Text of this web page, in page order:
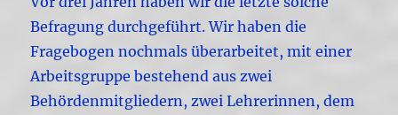
Befragung durchgeführt. Wir haben die
Fragebogen nochmals überarbeitet, mit einer
Arbeitsgruppe bestehend aus zwei
Behördenmitgliedern, zwei Lehrerinnen, dem